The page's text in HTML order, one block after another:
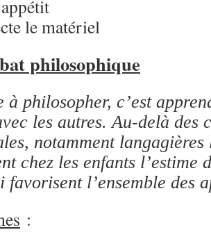
le matériel
philosophique
à philosopher, c’est
les autres. Au-delà des
notamment
chez les enfants l’estime
favorisent l’ensemble des
: